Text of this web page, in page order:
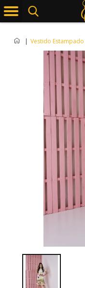
| Vestido